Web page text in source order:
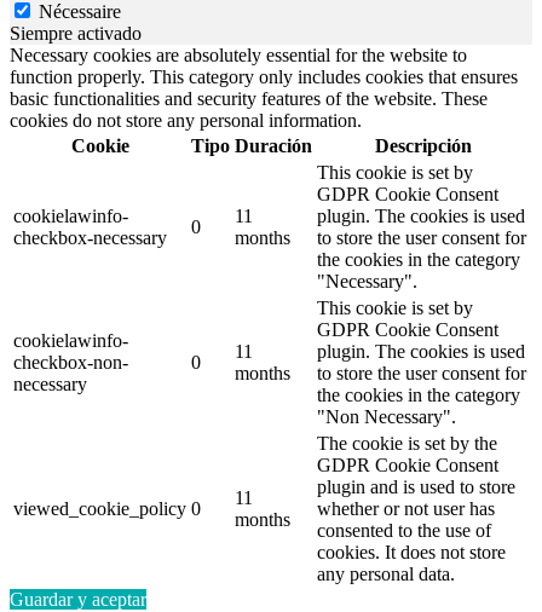
Nécessaire
Siempre activado
Necessary cookies are absolutely essential for the website to
function properly. This category only includes cookies that ensures
basic functionalities and security features of the website. These
cookies do not store any personal information.
Cookie
Tipo Duración Descripción
cookielawinfo-
checkbox-necessary
0
11
months
This cookie is set by
GDPR Cookie Consent
plugin. The cookies is used
to store the user consent for
the cookies in the category
"Necessary".
cookielawinfo-
checkbox-non-
necessary
0
11
months
This cookie is set by
GDPR Cookie Consent
plugin. The cookies is used
to store the user consent for
the cookies in the category
"Non Necessary".
viewed_cookie_policy 0
11
months
The cookie is set by the
GDPR Cookie Consent
plugin and is used to store
whether or not user has
consented to the use of
cookies. It does not store
any personal data.
Guardar y aceptar